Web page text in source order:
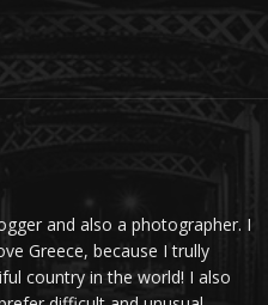
and also a photographer. I
Greece, because I trully
country in the world! I also